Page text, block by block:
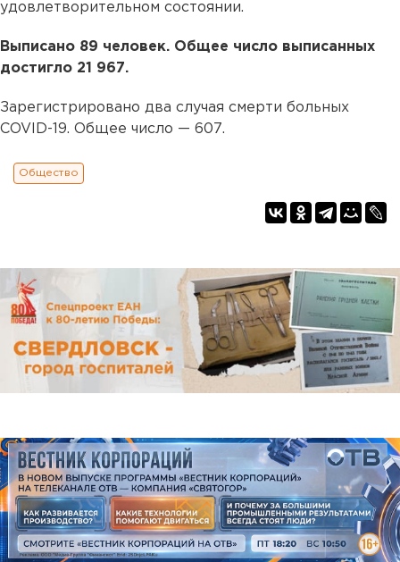
удовлетворительном состоянии.
Выписано 89 человек. Общее число выписанных
достигло 21 967.
Зарегистрировано два случая смерти больных
COVID-19. Общее число — 607.
Общество